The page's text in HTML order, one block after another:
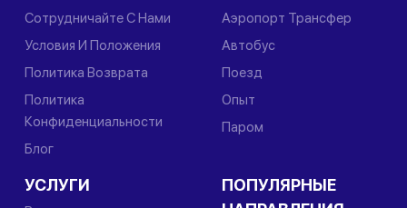
Сотрудничайте С Нами
Условия И Положения
Политика Возврата
Политика
Конфиденциальности
Блог
Аэропорт Трансфер
Автобус
Поезд
Опыт
Паром
УСЛУГИ
ПОПУЛЯРНЫЕ